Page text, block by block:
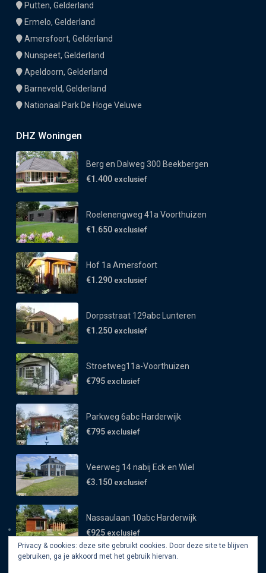
Putten, Gelderland
Ermelo, Gelderland
Amersfoort, Gelderland
Nunspeet, Gelderland
Apeldoorn, Gelderland
Barneveld, Gelderland
Nationaal Park De Hoge Veluwe
DHZ Woningen
Berg en Dalweg 300 Beekbergen
€1.400 exclusief
Roelenengweg 41a Voorthuizen
€1.650 exclusief
Hof 1a Amersfoort
€1.290 exclusief
Dorpsstraat 129abc Lunteren
€1.250 exclusief
Stroetweg11a-Voorthuizen
€795 exclusief
Parkweg 6abc Harderwijk
€795 exclusief
Veerweg 14 nabij Eck en Wiel
€3.150 exclusief
Nassaulaan 10abc Harderwijk
€925 exclusief
Privacy & cookies: deze site gebruikt cookies. Door deze site te blijven
gebruiken, ga je akkoord met het gebruik hiervan.